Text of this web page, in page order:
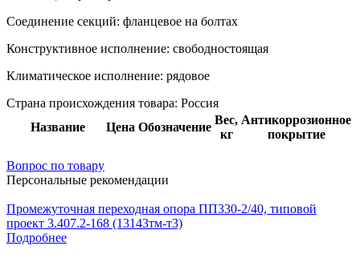
Соединение секций: фланцевое на болтах
Конструктивное исполнение: свободностоящая
Климатическое исполнение: рядовое
Страна происхождения товара: Россия
Название
Цена Обозначение
Вес,
кг
Антикоррозионное
покрытие
Вопрос по товару
Персональные рекомендации
Промежуточная переходная опора ПП330-2/40, типовой
проект 3.407.2-168 (13143тм-т3)
Подробнее